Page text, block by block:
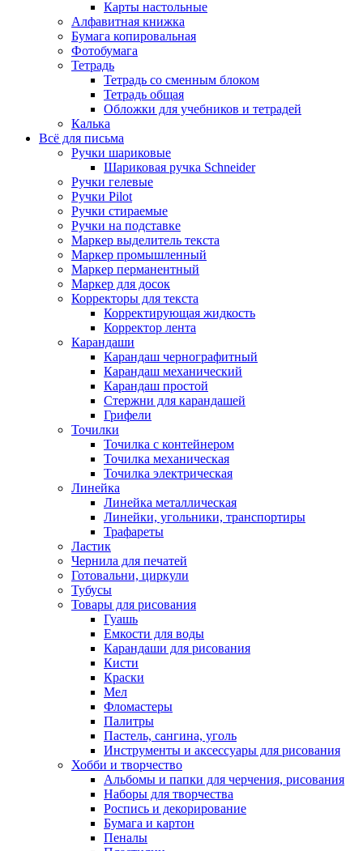
Карты настольные
Алфавитная книжка
Бумага копировальная
Фотобумага
Тетрадь
Тетрадь со сменным блоком
Тетрадь общая
Обложки для учебников и тетрадей
Калька
Всё для письма
Ручки шариковые
Шариковая ручка Schneider
Ручки гелевые
Ручки Pilot
Ручки стираемые
Ручки на подставке
Маркер выделитель текста
Маркер промышленный
Маркер перманентный
Маркер для досок
Корректоры для текста
Корректирующая жидкость
Корректор лента
Карандаши
Карандаш чернографитный
Карандаш механический
Карандаш простой
Стержни для карандашей
Грифели
Точилки
Точилка с контейнером
Точилка механическая
Точилка электрическая
Линейка
Линейка металлическая
Линейки, угольники, транспортиры
Трафареты
Ластик
Чернила для печатей
Готовальни, циркули
Тубусы
Товары для рисования
Гуашь
Емкости для воды
Карандаши для рисования
Кисти
Краски
Мел
Фломастеры
Палитры
Пастель, сангина, уголь
Инструменты и аксессуары для рисования
Хобби и творчество
Альбомы и папки для черчения, рисования
Наборы для творчества
Роспись и декорирование
Бумага и картон
Пеналы